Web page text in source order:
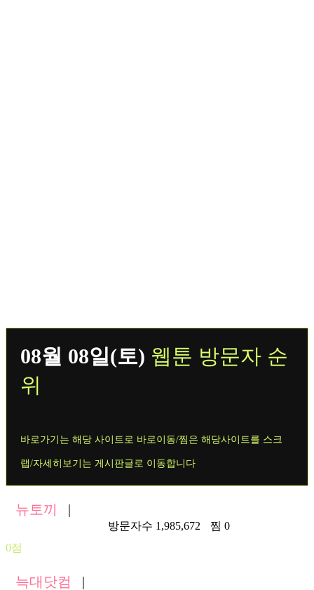
08월 08일(토) 웹툰 방문자 순
위
바로가기는 해당 사이트로 바로이동/찜은 해당사이트를 스크
랩/자세히보기는 게시판글로 이동합니다
뉴토끼 |
방문자수 1,985,672
찜 0
0점
늑대닷컴 |